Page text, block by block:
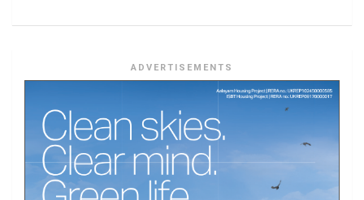
ADVERTISEMENTS